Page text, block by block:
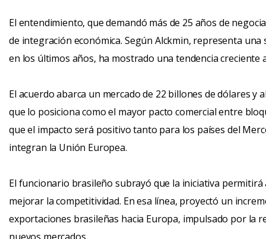
El entendimiento, que demandó más de 25 años de
de integración económica. Según Alckmin, representa
en los últimos años, ha mostrado una tendencia creciente
El acuerdo abarca un mercado de 22 billones de dólares y
que lo posiciona como el mayor pacto comercial entre
que el impacto será positivo tanto para los países del
integran la Unión Europea.
El funcionario brasileño subrayó que la iniciativa
mejorar la competitividad. En esa línea, proyectó un
exportaciones brasileñas hacia Europa, impulsado por la